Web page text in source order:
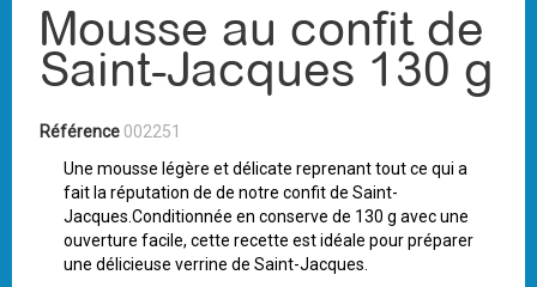
Mousse au confit de
Saint-Jacques 130 g
Référence 002251
Une mousse légère et délicate reprenant tout ce qui a
fait la réputation de de notre confit de Saint-
Jacques.Conditionnée en conserve de 130 g avec une
ouverture facile, cette recette est idéale pour préparer
une délicieuse verrine de Saint-Jacques.